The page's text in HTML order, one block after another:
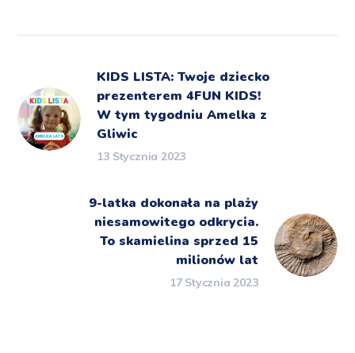
KIDS LISTA: Twoje dziecko
prezenterem 4FUN KIDS!
W tym tygodniu Amelka z
Gliwic
13 Stycznia 2023
9-latka dokonała na plaży
niesamowitego odkrycia.
To skamielina sprzed 15
milionów lat
17 Stycznia 2023